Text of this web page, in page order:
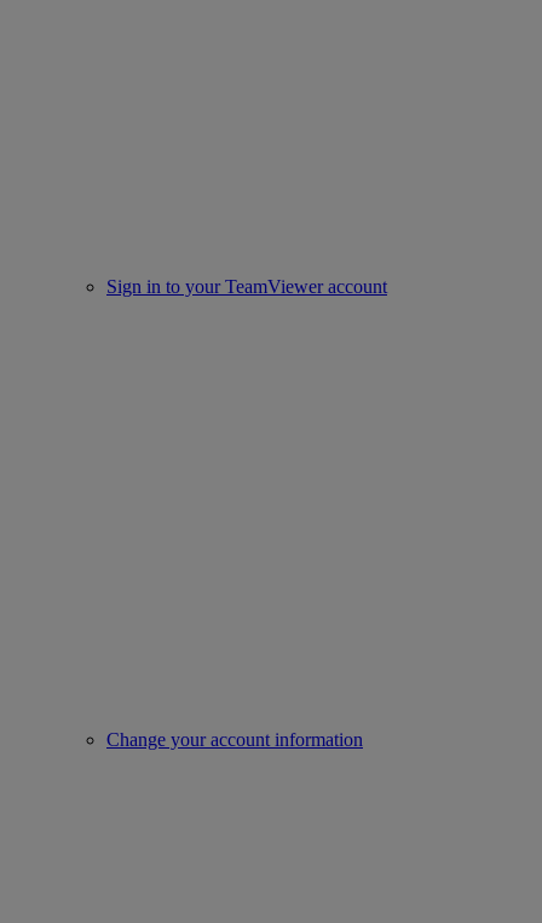
Sign in to your TeamViewer account
Change your account information